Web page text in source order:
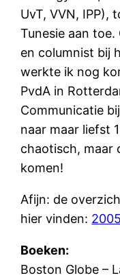
UvT, VVN, IPP),
Tunesie aan toe.
en columnist bij
werkte ik nog
PvdA in
Communicatie
naar maar liefst
chaotisch, maar
komen!
Afijn: de
hier vinden: 2005
Boeken:
Boston Globe –